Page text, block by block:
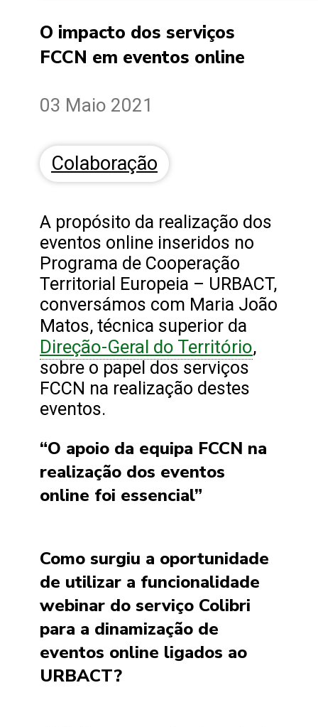
O impacto dos serviços
FCCN em eventos online
03 Maio 2021
Colaboração
A propósito da realização dos
eventos online inseridos no
Programa de Cooperação
Territorial Europeia – URBACT,
conversámos com Maria João
Matos, técnica superior da
Direção-Geral do Território,
sobre o papel dos serviços
FCCN na realização destes
eventos.
“O apoio da equipa FCCN na
realização dos eventos
online foi essencial”
Como surgiu a oportunidade
de utilizar a funcionalidade
webinar do serviço Colibri
para a dinamização de
eventos online ligados ao
URBACT?